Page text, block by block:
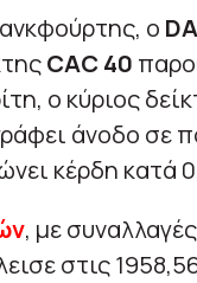
ο
CAC 40
ο κύριος
άνοδο σε
κέρδη κατά
, με
στις